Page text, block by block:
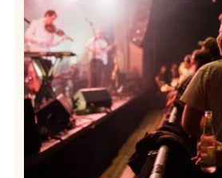
joledag